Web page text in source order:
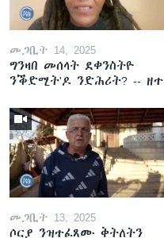
መጋቢት 14, 2025
ግንዛበ መሰላት ደቀንስትዮ
ንቕድሚት'ዶ ንድሕሪት? -- ዘተ
መጋቢት 13, 2025
ሶርያ ንዝተፈጸሙ ቅትለትን